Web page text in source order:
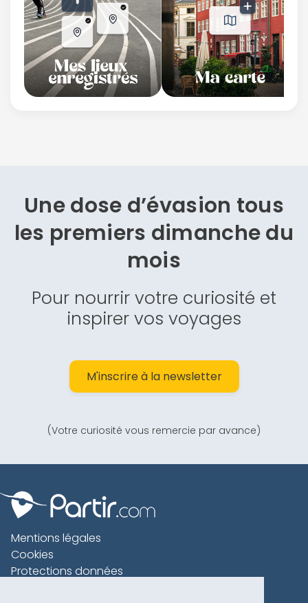
Une dose d’évasion tous
les premiers dimanche du
mois
Pour nourrir votre curiosité et
inspirer vos voyages
M'inscrire à la newsletter
(Votre curiosité vous remercie par avance)
Mentions légales
Cookies
Protections données